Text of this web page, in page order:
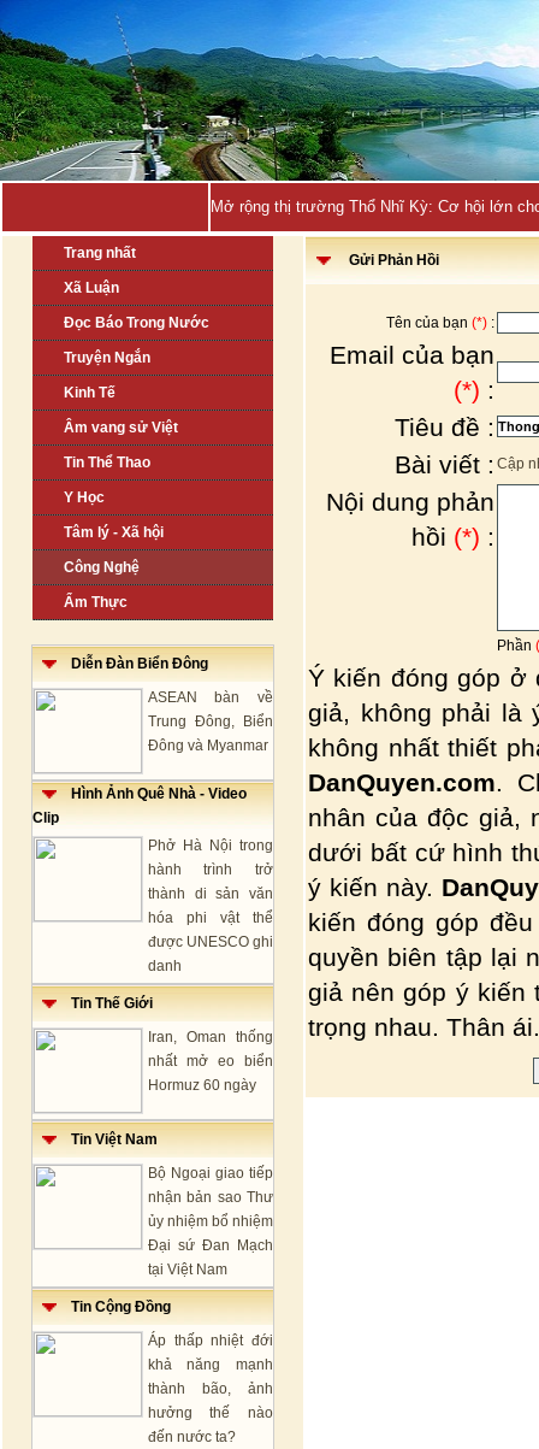
Mở rộng thị trường Thổ Nhĩ Kỳ: Cơ hội lớn
Trang nhất
Xã Luận
Đọc Báo Trong Nước
Truyện Ngắn
Kinh Tế
Âm vang sử Việt
Tin Thể Thao
Y Học
Tâm lý - Xã hội
Công Nghệ
Ẩm Thực
Diễn Đàn Biển Đông
ASEAN bàn về
Trung Đông, Biển
Đông và Myanmar
Hình Ảnh Quê Nhà - Video
Clip
Phở Hà Nội trong
hành trình trở
thành di sản văn
hóa phi vật thể
được UNESCO ghi
danh
Tin Thế Giới
Iran, Oman thống
nhất mở eo biển
Hormuz 60 ngày
Tin Việt Nam
Bộ Ngoại giao tiếp
nhận bản sao Thư
ủy nhiệm bổ nhiệm
Đại sứ Đan Mạch
tại Việt Nam
Tin Cộng Đồng
Áp thấp nhiệt đới
khả năng mạnh
thành bão, ảnh
hưởng thế nào
đến nước ta?
Gửi Phản Hồi
Tên của bạn (*) :
Email của bạn
(*) :
Tiêu đề :
Bài viết : Cập
Nội dung phản
hồi (*) :
Phần
Ý kiến đóng góp ở
giả, không phải là
không nhất thiết
DanQuyen.com.
nhân của độc giả,
dưới bất cứ hình
ý kiến này.
kiến đóng góp
quyền biên tập lại
giả nên góp ý kiến
trọng nhau. Thân